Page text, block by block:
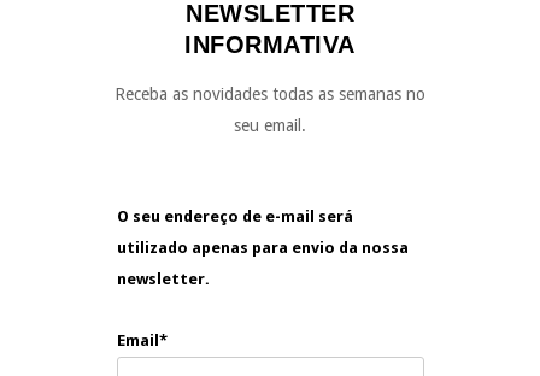
NEWSLETTER
INFORMATIVA
Receba as novidades todas as semanas no
seu email.
O seu endereço de e-mail será
utilizado apenas para envio da nossa
newsletter.
Email*